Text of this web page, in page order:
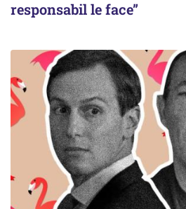
responsabil le face”